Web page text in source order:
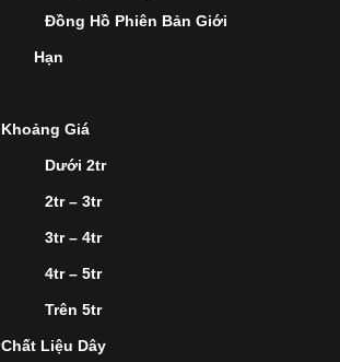
Đồng Hồ Phiên Bản Giới
Hạn
Khoảng Giá
Dưới 2tr
2tr – 3tr
3tr – 4tr
4tr – 5tr
Trên 5tr
Chất Liệu Dây